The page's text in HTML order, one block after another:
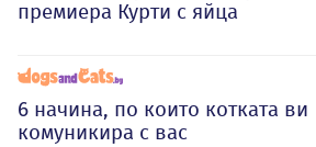
премиера Курти с яйца
6 начина, по които котката ви
комуникира с вас